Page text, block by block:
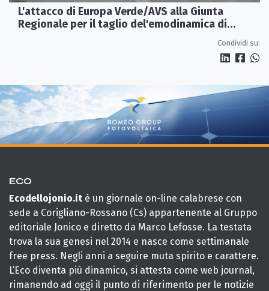
L'attacco di Europa Verde/AVS alla Giunta
Regionale per il taglio del'emodinamica di
Condividi su:
ECO
Ecodellojonio.it è un giornale on-line calabrese con
sede a Corigliano-Rossano (Cs) appartenente al Gruppo
editoriale Jonico e diretto da Marco Lefosse. La testata
trova la sua genesi nel 2014 e nasce come settimanale
free press. Negli anni a seguire muta spirito e carattere.
L’Eco diventa più dinamico, si attesta come web journal,
rimanendo ad oggi il punto di riferimento per le notizie